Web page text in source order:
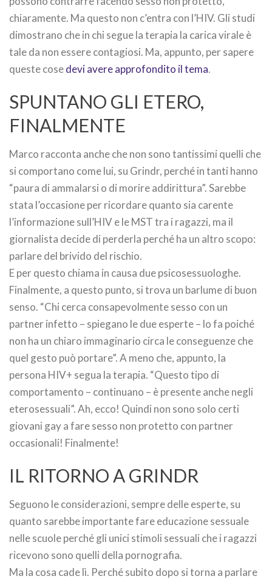
chiaramente. Ma questo non c’entra con l’HIV. Gli studi
dimostrano che in chi segue la terapia la carica virale è
tale da non essere contagiosi. Ma, appunto, per sapere
queste cosedevi avere approfondito il tema.
SPUNTANO GLI ETERO,
FINALMENTE
Marco racconta anche che non sono tantissimi quelli che
si comportano come lui, su Grindr, perché in tanti hanno
“paura di ammalarsi o di morire addirittura”. Sarebbe
stata l’occasione per ricordare quanto sia carente
l’informazione sull’HIV e le MST tra i ragazzi, ma il
giornalista decide di perderla perché ha un altro scopo:
parlare del brivido del rischio.
E per questo chiama in causa due psicosessuologhe.
Finalmente, a questo punto, si trova un barlume di buon
senso. “Chi cerca consapevolmente sesso con un
partner infetto – spiegano le due esperte – lo fa poiché
non ha un chiaro immaginario circa le conseguenze che
quel gesto può portare”. A meno che, appunto, la
persona HIV+ segua la terapia. “Questo tipo di
comportamento – continuano – è presente anche negli
eterosessuali”. Ah, ecco! Quindi non sono solo certi
giovani gay a fare sesso non protetto con partner
occasionali! Finalmente!
IL RITORNO A GRINDR
Seguono le considerazioni, sempre delle esperte, su
quanto sarebbe importante fare educazione sessuale
nelle scuole perché gli unici stimoli sessuali che i ragazzi
ricevono sono quelli della pornografia.
Ma la cosa cade lì. Perché subito dopo si torna a parlare